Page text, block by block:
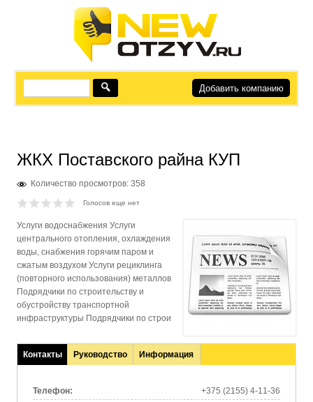
Добавить компанию
ЖКХ Поставского райна КУП
Количество просмотров: 358
Голосов еще нет
Услуги водоснабжения Услуги
центрального отопления, охлаждения
воды, снабжения горячим паром и
сжатым воздухом Услуги рециклинга
(повторного использования) металлов
Подрядчики по строительству и
обустройству транспортной
инфраструктуры Подрядчики по строи
Контакты
(активная
Руководство Информация
Телефон:
+375 (2155) 4-11-36